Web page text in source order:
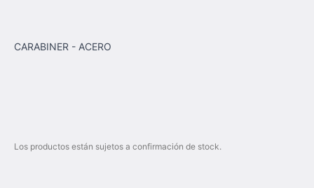
CARABINER - ACERO
Los productos están sujetos a confirmación de stock.